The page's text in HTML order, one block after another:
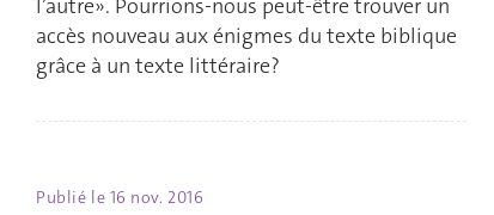
l’autre». Pourrions-nous peut-être trouver un
accès nouveau aux énigmes du texte biblique
grâce à un texte littéraire?
Publié le 16 nov. 2016